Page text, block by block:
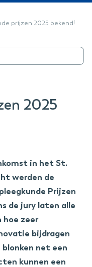
prijzen 2025 bekend!
2025
in het St.
werden de
Prijzen
de jury laten alle
hoe zeer
bijdragen
net een
kunnen een